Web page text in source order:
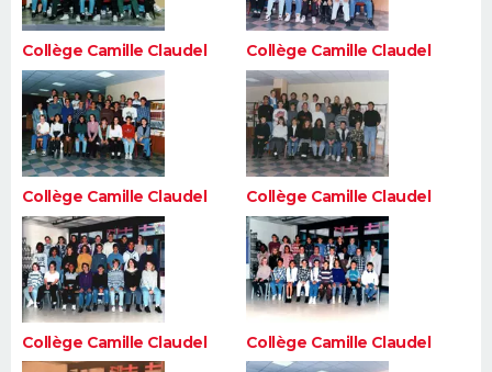
Collège Camille Claudel Collège Camille Claudel
Collège Camille Claudel Collège Camille Claudel
Collège Camille Claudel Collège Camille Claudel